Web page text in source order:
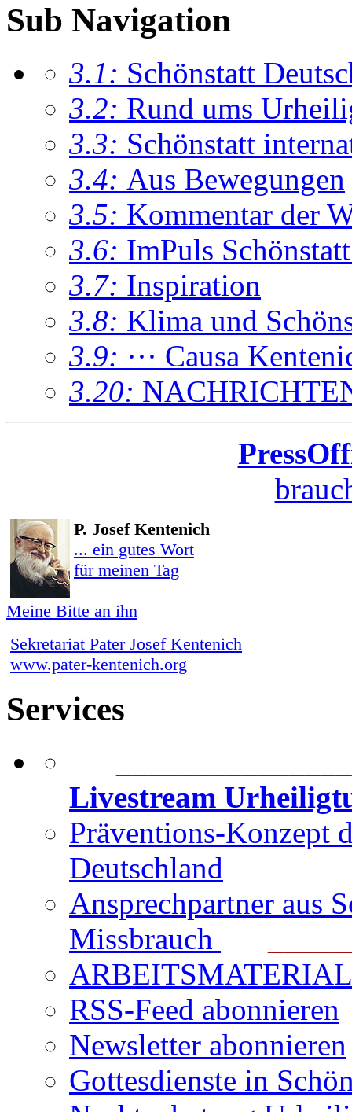
Sub Navigation
3.1: Schönstatt
3.2: Rund ums
3.3: Schönstatt
3.4: Aus Bewegungen
3.5: Kommentar der
3.6: ImPuls
3.7: Inspiration
3.8: Klima und
3.9: ··· Causa
3.20:
P. Josef Kentenich
... ein gutes Wort
für meinen Tag
Meine Bitte an ihn
Sekretariat Pater Josef Kentenich
www.pater-kentenich.org
Services
Livestream
Präventions-Konzept
Deutschland
Ansprechpartner aus
Missbrauch
ARBEITSMATERIAL
RSS-Feed abonnieren
Newsletter abonnieren
Gottesdienste in